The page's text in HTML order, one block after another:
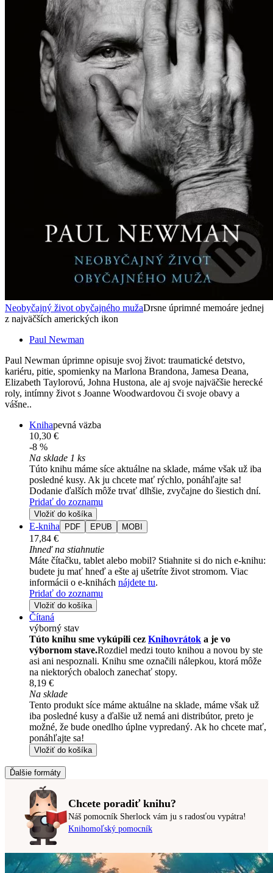
Neobyčajný život obyčajného mužaDrsne úprimné memoáre jednej
z najväčších amerických ikon
Paul Newman
Paul Newman úprimne opisuje svoj život: traumatické detstvo,
kariéru, pitie, spomienky na Marlona Brandona, Jamesa Deana,
Elizabeth Taylorovú, Johna Hustona, ale aj svoje najväčšie herecké
roly, intímny život s Joanne Woodwardovou či svoje obavy a
vášne..
Knihapevná väzba
10,30 €
-8 %
Na sklade 1 ks
Túto knihu máme síce aktuálne na sklade, máme však už iba
posledné kusy. Ak ju chcete mať rýchlo, ponáhľajte sa!
Dodanie ďalších môže trvať dlhšie, zvyčajne do šiestich dní.
Pridať do zoznamu
Vložiť do košíka
E-kniha PDF EPUB MOBI
17,84 €
Ihneď na stiahnutie
Máte čítačku, tablet alebo mobil? Stiahnite si do nich e-knihu:
budete ju mať hneď a ešte aj ušetríte život stromom. Viac
informácii o e-knihách nájdete tu.
Pridať do zoznamu
Vložiť do košíka
Čítaná
výborný stav
Túto knihu sme vykúpili cez Knihovrátok a je vo
výbornom stave.Rozdiel medzi touto knihou a novou by ste
asi ani nespoznali. Knihu sme označili nálepkou, ktorá môže
na niektorých obaloch zanechať stopy.
8,19 €
Na sklade
Tento produkt síce máme aktuálne na sklade, máme však už
iba posledné kusy a ďalšie už nemá ani distribútor, preto je
možné, že bude onedlho úplne vypredaný. Ak ho chcete mať,
ponáhľajte sa!
Vložiť do košíka
Ďalšie formáty
Chcete poradiť knihu?
Náš pomocník Sherlock vám ju s radosťou vypátra!
Knihomoľský pomocník